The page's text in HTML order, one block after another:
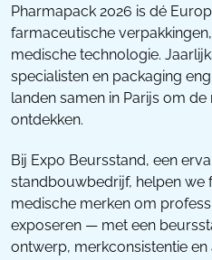
Pharmapack 2026 is dé
farmaceutische
medische technologie.
specialisten en packaging
landen samen in Parijs om
ontdekken.
Bij Expo Beursstand, een
standbouwbedrijf, helpen we
medische merken om
exposeren — met een
ontwerp, merkconsistentie en